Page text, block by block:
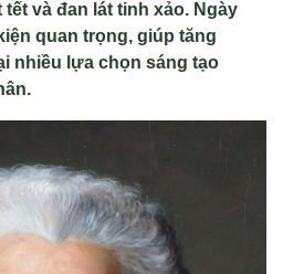
và đan lát tinh xảo. Ngày
quan trọng, giúp tăng
nhiều lựa chọn sáng tạo